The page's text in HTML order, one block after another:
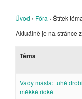
Úvod › Fóra › Štítek
Aktuálně je na stránce
Téma
Vady másla: tuhé
měkké řídké